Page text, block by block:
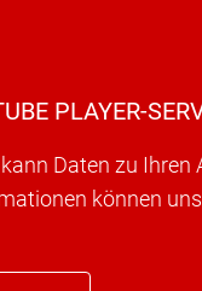
PLAYER-
Daten zu
können